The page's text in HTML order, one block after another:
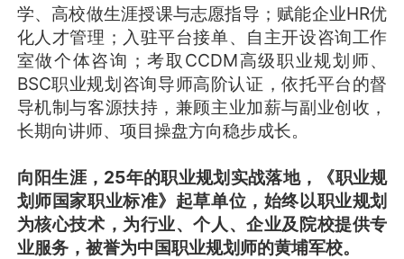
学、高校做生涯授课与志愿指导；赋能企业HR优
化人才管理；入驻平台接单、自主开设咨询工作
室做个体咨询；考取CCDM高级职业规划师、
BSC职业规划咨询导师高阶认证，依托平台的督
导机制与客源扶持，兼顾主业加薪与副业创收，
长期向讲师、项目操盘方向稳步成长。
向阳生涯，25年的职业规划实战落地，《职业规
划师国家职业标准》起草单位，始终以职业规划
为核心技术，为行业、个人、企业及院校提供专
业服务，被誉为中国职业规划师的黄埔军校。